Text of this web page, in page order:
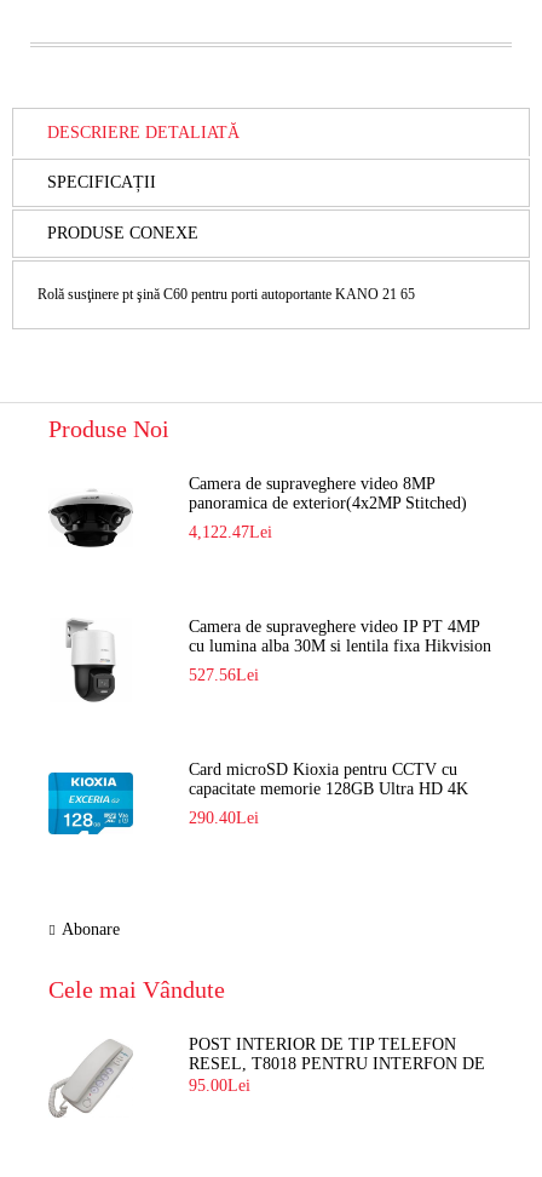
DESCRIERE DETALIATĂ
SPECIFICAȚII
PRODUSE CONEXE
Rolă susţinere pt şină C60 pentru porti autoportante KANO 21 65
Produse Noi
Camera de supraveghere video 8MP
panoramica de exterior(4x2MP Stitched)
Navaio NGC-7482PR
4,122.47Lei
Camera de supraveghere video IP PT 4MP
cu lumina alba 30M si lentila fixa Hikvision
DS-2DE2C400SCG-E F1
527.56Lei
Card microSD Kioxia pentru CCTV cu
capacitate memorie 128GB Ultra HD 4K
LMEX2L128GG2
290.40Lei
Abonare
Cele mai Vândute
POST INTERIOR DE TIP TELEFON
RESEL, T8018 PENTRU INTERFON DE
BLOC
95.00Lei